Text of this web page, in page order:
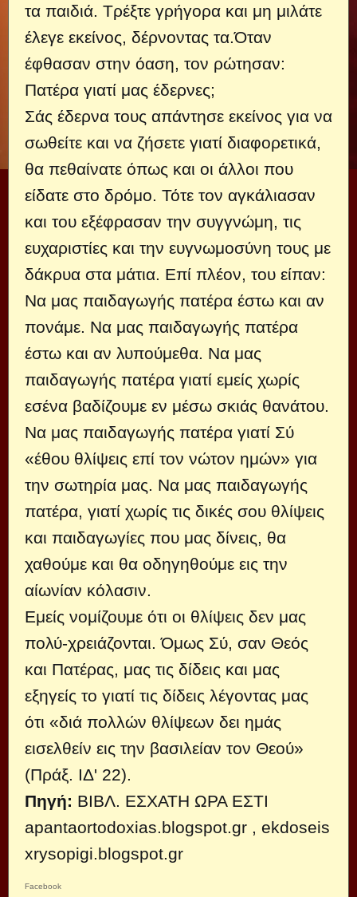
τα παιδιά. Τρέξτε γρήγορα και μη μιλάτε
έλεγε εκείνος, δέρνοντας τα.Όταν
έφθασαν στην όαση, τον ρώτησαν:
Πατέρα γιατί μας έδερνες;
Σάς έδερνα τους απάντησε εκείνος για να
σωθείτε και να ζήσετε γιατί διαφορετικά,
θα πεθαίνατε όπως και οι άλλοι που
είδατε στο δρόμο. Τότε τον α­γκάλιασαν
και του εξέφρασαν την συγγνώμη, τις
ευχαριστίες και την ευγνωμοσύνη τους με
δάκρυα στα μάτια. Επί πλέον, του είπαν:
Να μας παιδαγωγής πατέρα έστω και αν
πονάμε. Να μας παιδαγωγής πατέρα
έστω και αν λυπούμεθα. Να μας
παιδαγωγής πατέρα γιατί εμείς χωρίς
εσένα βαδίζουμε εν μέσω σκιάς θανάτου.
Να μας παιδαγωγής πατέρα γιατί Σύ
«έθου θλίψεις επί τον νώτον ημών» για
την σωτηρία μας. Να μας παιδαγωγής
πατέρα, γιατί χω­ρίς τις δικές σου θλίψεις
και παιδαγωγίες που μας δίνεις, θα
χαθούμε και θα οδηγηθούμε εις την
αίωνίαν κόλασιν.
Εμείς νομίζουμε ότι οι θλίψεις δεν μας
πολύ-χρειάζονται. Όμως Σύ, σαν Θεός
και Πατέρας, μας τις δίδεις και μας
εξηγείς το γιατί τις δίδεις λέγο­ντας μας
ότι «διά πολλών θλίψεων δει ημάς
εισελθείν εις την βασιλείαν τον Θεού»
(Πράξ. ΙΔ' 22).
Πηγή: ΒΙΒΛ. ΕΣΧΑΤΗ ΩΡΑ ΕΣΤΙ
apantaortodoxias.blogspot.gr , ekdoseis
xrysopigi.blogspot.gr
Facebook